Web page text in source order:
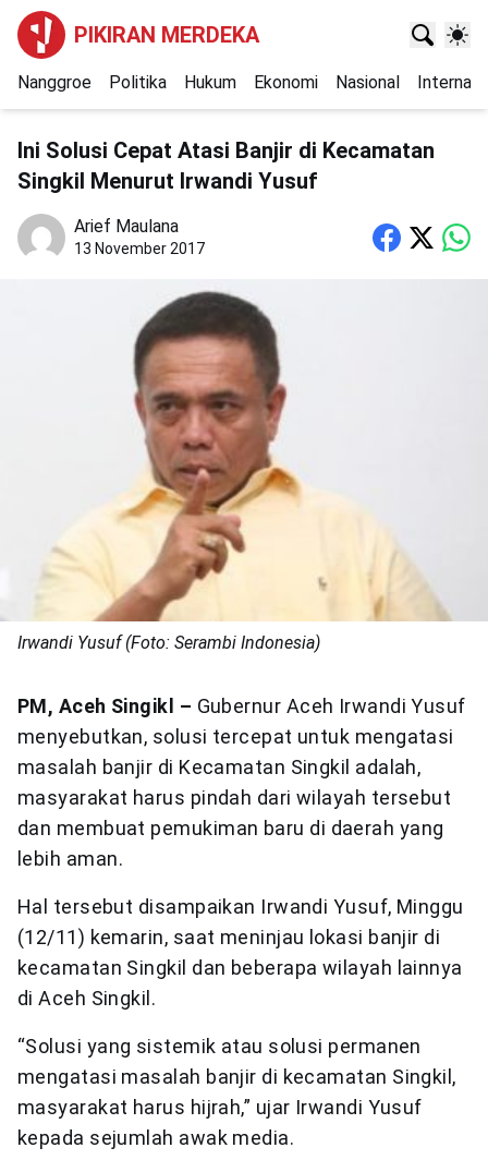
PIKIRAN MERDEKA
Nanggroe Politika Hukum Ekonomi Nasional
Ini Solusi Cepat Atasi Banjir di Kecamatan
Singkil Menurut Irwandi Yusuf
Arief Maulana
13 November 2017
Irwandi Yusuf (Foto: Serambi Indonesia)
PM, Aceh Singikl – Gubernur Aceh Irwandi Yusuf
menyebutkan, solusi tercepat untuk mengatasi
masalah banjir di Kecamatan Singkil adalah,
masyarakat harus pindah dari wilayah tersebut
dan membuat pemukiman baru di daerah yang
lebih aman.
Hal tersebut disampaikan Irwandi Yusuf, Minggu
(12/11) kemarin, saat meninjau lokasi banjir di
kecamatan Singkil dan beberapa wilayah lainnya
di Aceh Singkil.
“Solusi yang sistemik atau solusi permanen
mengatasi masalah banjir di kecamatan Singkil,
masyarakat harus hijrah,” ujar Irwandi Yusuf
kepada sejumlah awak media.